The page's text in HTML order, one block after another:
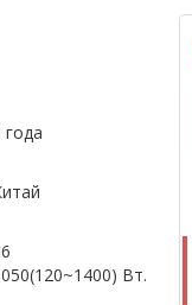
года
Вт.